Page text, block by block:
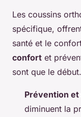
Les coussins
spécifique,
santé et le
confort et
sont que le
Prévention
diminuent la